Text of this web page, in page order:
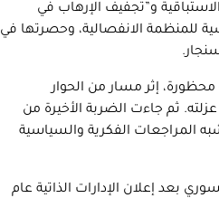
الحرب الاستباقية و”تجفيف الإرهاب في
للمنظمة الانفصالية، وحصرتها في
محظورة، إثر مسار من الحوار
ثم جاءت الضربة الأخيرة من
المراجعات الفكرية والسياسية
بعد إعلان الإدارات الذاتية عام